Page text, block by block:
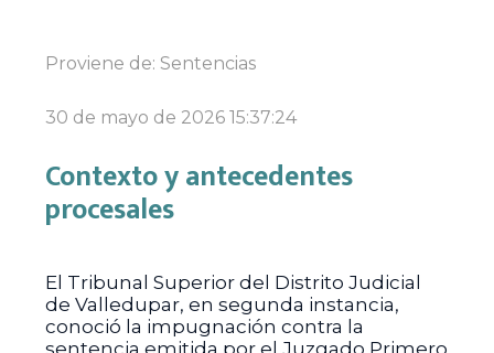
Proviene de: Sentencias
30 de mayo de 2026 15:37:24
Contexto y antecedentes
procesales
El Tribunal Superior del Distrito Judicial
de Valledupar, en segunda instancia,
conoció la impugnación contra la
sentencia emitida por el Juzgado Primero